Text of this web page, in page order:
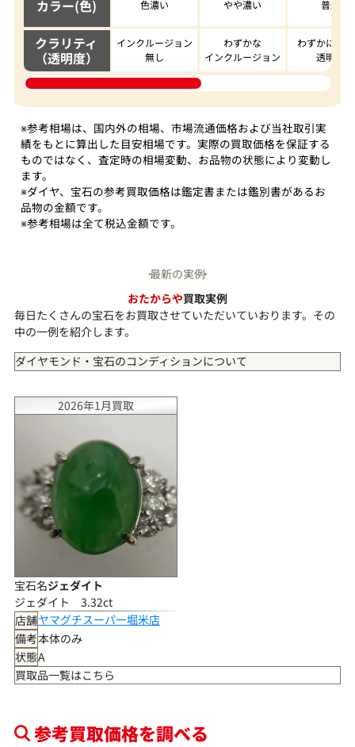
カラー(色)
クラリティ
（透明度）
色濃い やや濃い 普通
インクルージョン
無し
わずかな
インクルージョン
わずかに濁
透明度
※参考相場は、国内外の相場、市場流通価格および当社取引実
績をもとに算出した目安相場です。実際の買取価格を保証する
ものではなく、査定時の相場変動、お品物の状態により変動し
ます。
※ダイヤ、宝石の参考買取価格は鑑定書または鑑別書があるお
品物の金額です。
※参考相場は全て税込金額です。
最新の実例
おたからや買取実例
毎日たくさんの宝石をお買取させていただいていおります。その
中の一例を紹介します。
ダイヤモンド・宝石のコンディションについて
着用された形跡がなく、石・地金ともに大変状態の良い商品
S（未使用に近い）
A+（非常にきれい）
わずかな使用の形跡は見られるが、石・地金ともに非常に良好な
状態の商品
A（きれい）
少々の小傷や使用感は見受けられるが、全体として状態の良い商
細かな小傷や軽微な使用感は見られるが、比較的良好な状態の商
品
B（使用感あり）
傷、擦れ、変形、石の緩み等が見られる商品
2026年1月買取
宝石名ジェダイト
ジェダイト 3.32ct
店舗ヤマグチスーパー堀米店
備考本体のみ
状態A
買取品一覧はこちら
参考買取価格を調べる